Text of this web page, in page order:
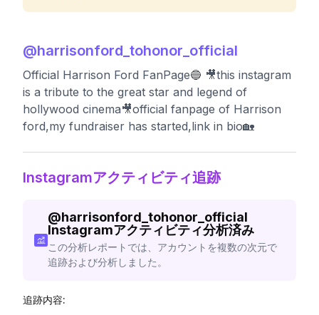
@harrisonford_tohonor_official
Official Harrison Ford FanPage🔵 🎥this instagram
is a tribute to the great star and legend of
hollywood cinema🎥official fanpage of Harrison
ford,my fundraiser has started,link in bio🏡
Instagramアクティビティ追跡
@harrisonford_tohonor_official
Instagramアクティビティ分析済み
この分析レポートでは、アカウントを複数の次元で
追跡および分析しました。
追跡内容: